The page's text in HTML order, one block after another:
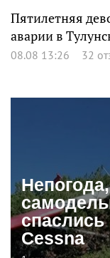
Пятилетняя
аварии в
08.08 13:26 32
Cessna